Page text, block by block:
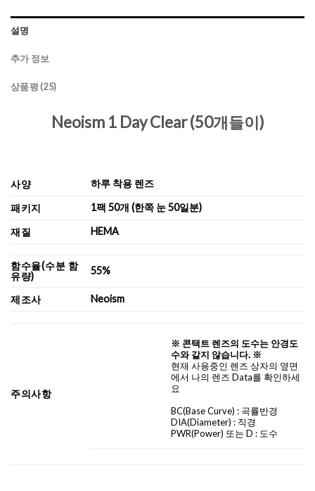
설명
추가 정보
상품평 (25)
Neoism 1 Day Clear (50개들이)
사양 하루 착용 렌즈
패키지 1팩 50개 (한쪽 눈 50일분)
재질 HEMA
함수율(수분 함
유량)
55%
제조사 Neoism
주의사항
※ 콘택트 렌즈의 도수는 안경도
수와 같지 않습니다. ※
현재 사용중인 렌즈 상자의 옆면
에서 나의 렌즈 Data를 확인하세
요
BC(Base Curve) : 곡률반경
DIA(Diameter) : 직경
PWR(Power) 또는 D : 도수